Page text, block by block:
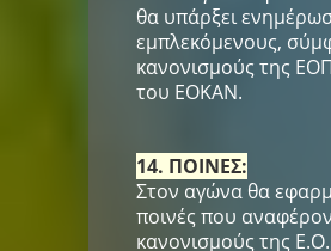
θα υπάρξει
εμπλεκόμενους,
κανονισμούς της
του ΕΟΚΑΝ.
14. ΠΟΙΝΕΣ:
Στον αγώνα θα
ποινές που
κανονισμούς της